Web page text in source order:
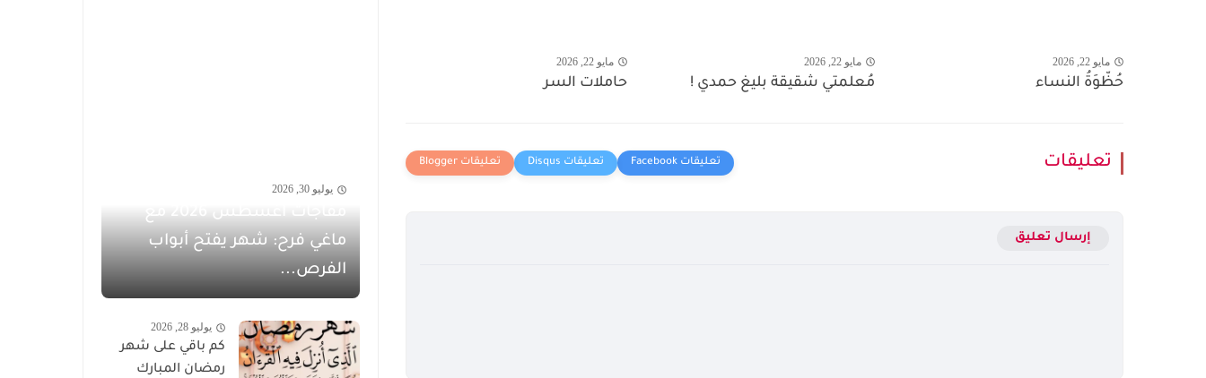
مايو 22, 2026
حُظّوَةُ النساء
مايو 22, 2026
مُعلمتي شقيقة بليغ حمدي !
مايو 22, 2026
حاملات السر
تعليقات
إرسال تعليق
يوليو 30, 2026
مفاجآت أغسطس 2026 مع
ماغي فرح: شهر يفتح أبواب
الفرص...
يوليو 28, 2026
كم باقي على شهر
رمضان المبارك